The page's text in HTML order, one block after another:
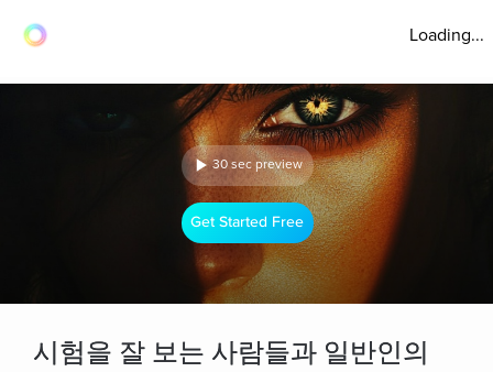
Loading...
30 sec preview
Get Started Free
시험을 잘 보는 사람들과 일반인의